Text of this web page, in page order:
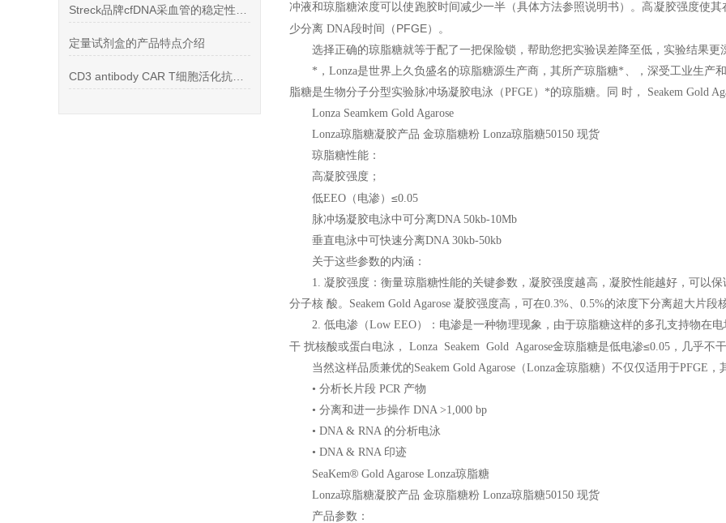
定量试剂盒的产品特点介绍
冲液和琼脂糖浓度可以使跑胶时间减少一半（具体方法参照说明书）。高凝胶强度使
少分离 DNA段时间（PFGE）。
选择正确的琼脂糖就等于配了一把保险锁，帮助您把实验误差降至低，实验结果更
*，Lonza是世界上久负盛名的琼脂糖源生产商，其所产琼脂糖*、，深受工业生产
脂糖是生物分子分型实验脉冲场凝胶电泳（PFGE）*的琼脂糖。同 时， Seakem Gold
Lonza Seamkem Gold Agarose
Lonza琼脂糖凝胶产品 金琼脂糖粉 Lonza琼脂糖50150 现货
琼脂糖性能：
高凝胶强度；
低EEO（电渗） ≤0.05
脉冲场凝胶电泳中可分离DNA 50kb-10Mb
垂直电泳中可快速分离DNA 30kb-50kb
关于这些参数的内涵：
1.凝胶强度：衡量琼脂糖性能的关键参数，凝胶强度越高，凝胶性能越好，可以
分子核 酸。Seakem Gold Agarose 凝胶强度高，可在0.3%、0.5%的浓度下分离超大片段
2.低电渗（Low EEO）：电渗是一种物理现象，由于琼脂糖这样的多孔支持物在
干 扰核酸或蛋白电泳， Lonza Seakem Gold Agarose金琼脂糖是低电渗≤0.05 ，几乎不
当然这样品质兼优的Seakem Gold Agarose（Lonza金琼脂糖）不仅仅适用于PFGE，
• 分析长片段 PCR 产物
• 分离和进一步操作 DNA >1,000 bp
• DNA & RNA 的分析电泳
• DNA & RNA 印迹
SeaKem® Gold Agarose Lonza琼脂糖
Lonza琼脂糖凝胶产品 金琼脂糖粉 Lonza琼脂糖50150 现货
产品参数：